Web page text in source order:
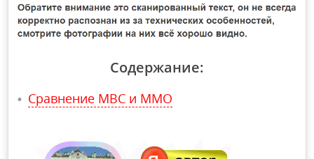
Содержание:
Сравнение МВС и ММО